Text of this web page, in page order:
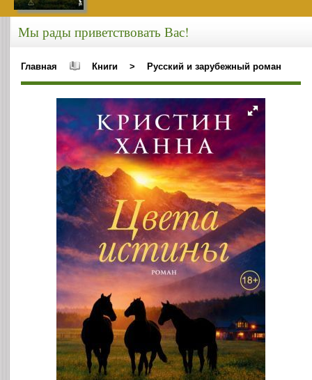
Мы рады приветствовать Вас!
Главная Книги > Русский и зарубежный роман